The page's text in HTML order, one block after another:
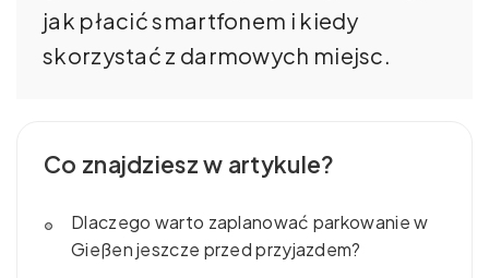
jak płacić smartfonem i kiedy
skorzystać z darmowych miejsc.
Co znajdziesz w artykule?
Dlaczego warto zaplanować parkowanie w
Gießen jeszcze przed przyjazdem?